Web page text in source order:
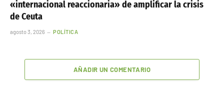
«internacional reaccionaria» de amplificar la crisis
de Ceuta
agosto 3, 2026 POLÍTICA
AÑADIR UN COMENTARIO